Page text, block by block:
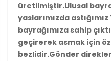
üretilmiştir.Ulusal
yaslarımızda
bayrağımıza sahip
geçirerek asmak için
bezlidir.Gönder